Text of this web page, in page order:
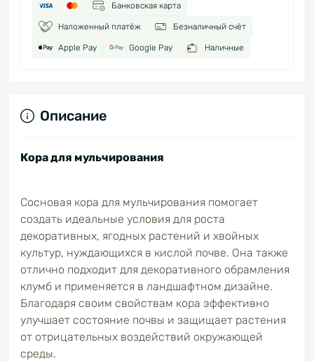
Банковская карта
Наложенный платёж Безналичный счёт
Apple Pay Google Pay Наличные
Описание
Кора для мульчирования
Сосновая кора для мульчирования помогает
создать идеальные условия для роста
декоративных, ягодных растений и хвойных
культур, нуждающихся в кислой почве. Она также
отлично подходит для декоративного обрамления
клумб и применяется в ландшафтном дизайне.
Благодаря своим свойствам кора эффективно
улучшает состояние почвы и защищает растения
от отрицательных воздействий окружающей
среды.